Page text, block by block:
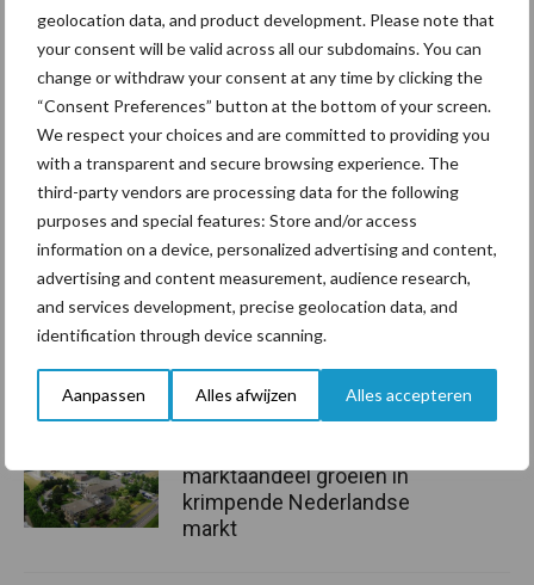
geolocation data, and product development. Please note that
your consent will be valid across all our subdomains. You can
change or withdraw your consent at any time by clicking the
“Consent Preferences” button at the bottom of your screen.
We respect your choices and are committed to providing you
with a transparent and secure browsing experience. The
third-party vendors are processing data for the following
purposes and special features: Store and/or access
information on a device, personalized advertising and content,
advertising and content measurement, audience research,
and services development, precise geolocation data, and
identification through device scanning.
Aanpassen Alles afwijzen Alles accepteren
Bron: Rijksoverheid
Aanbevolen voor jou!
Grondstoffenmarkt blijft
grillig: droogte en
geopolitiek houden handel
in de greep
De speenhuid: een vaak
onderschatte risicofactor
voor mastitis
marktaandeel groeien in
krimpende Nederlandse
markt